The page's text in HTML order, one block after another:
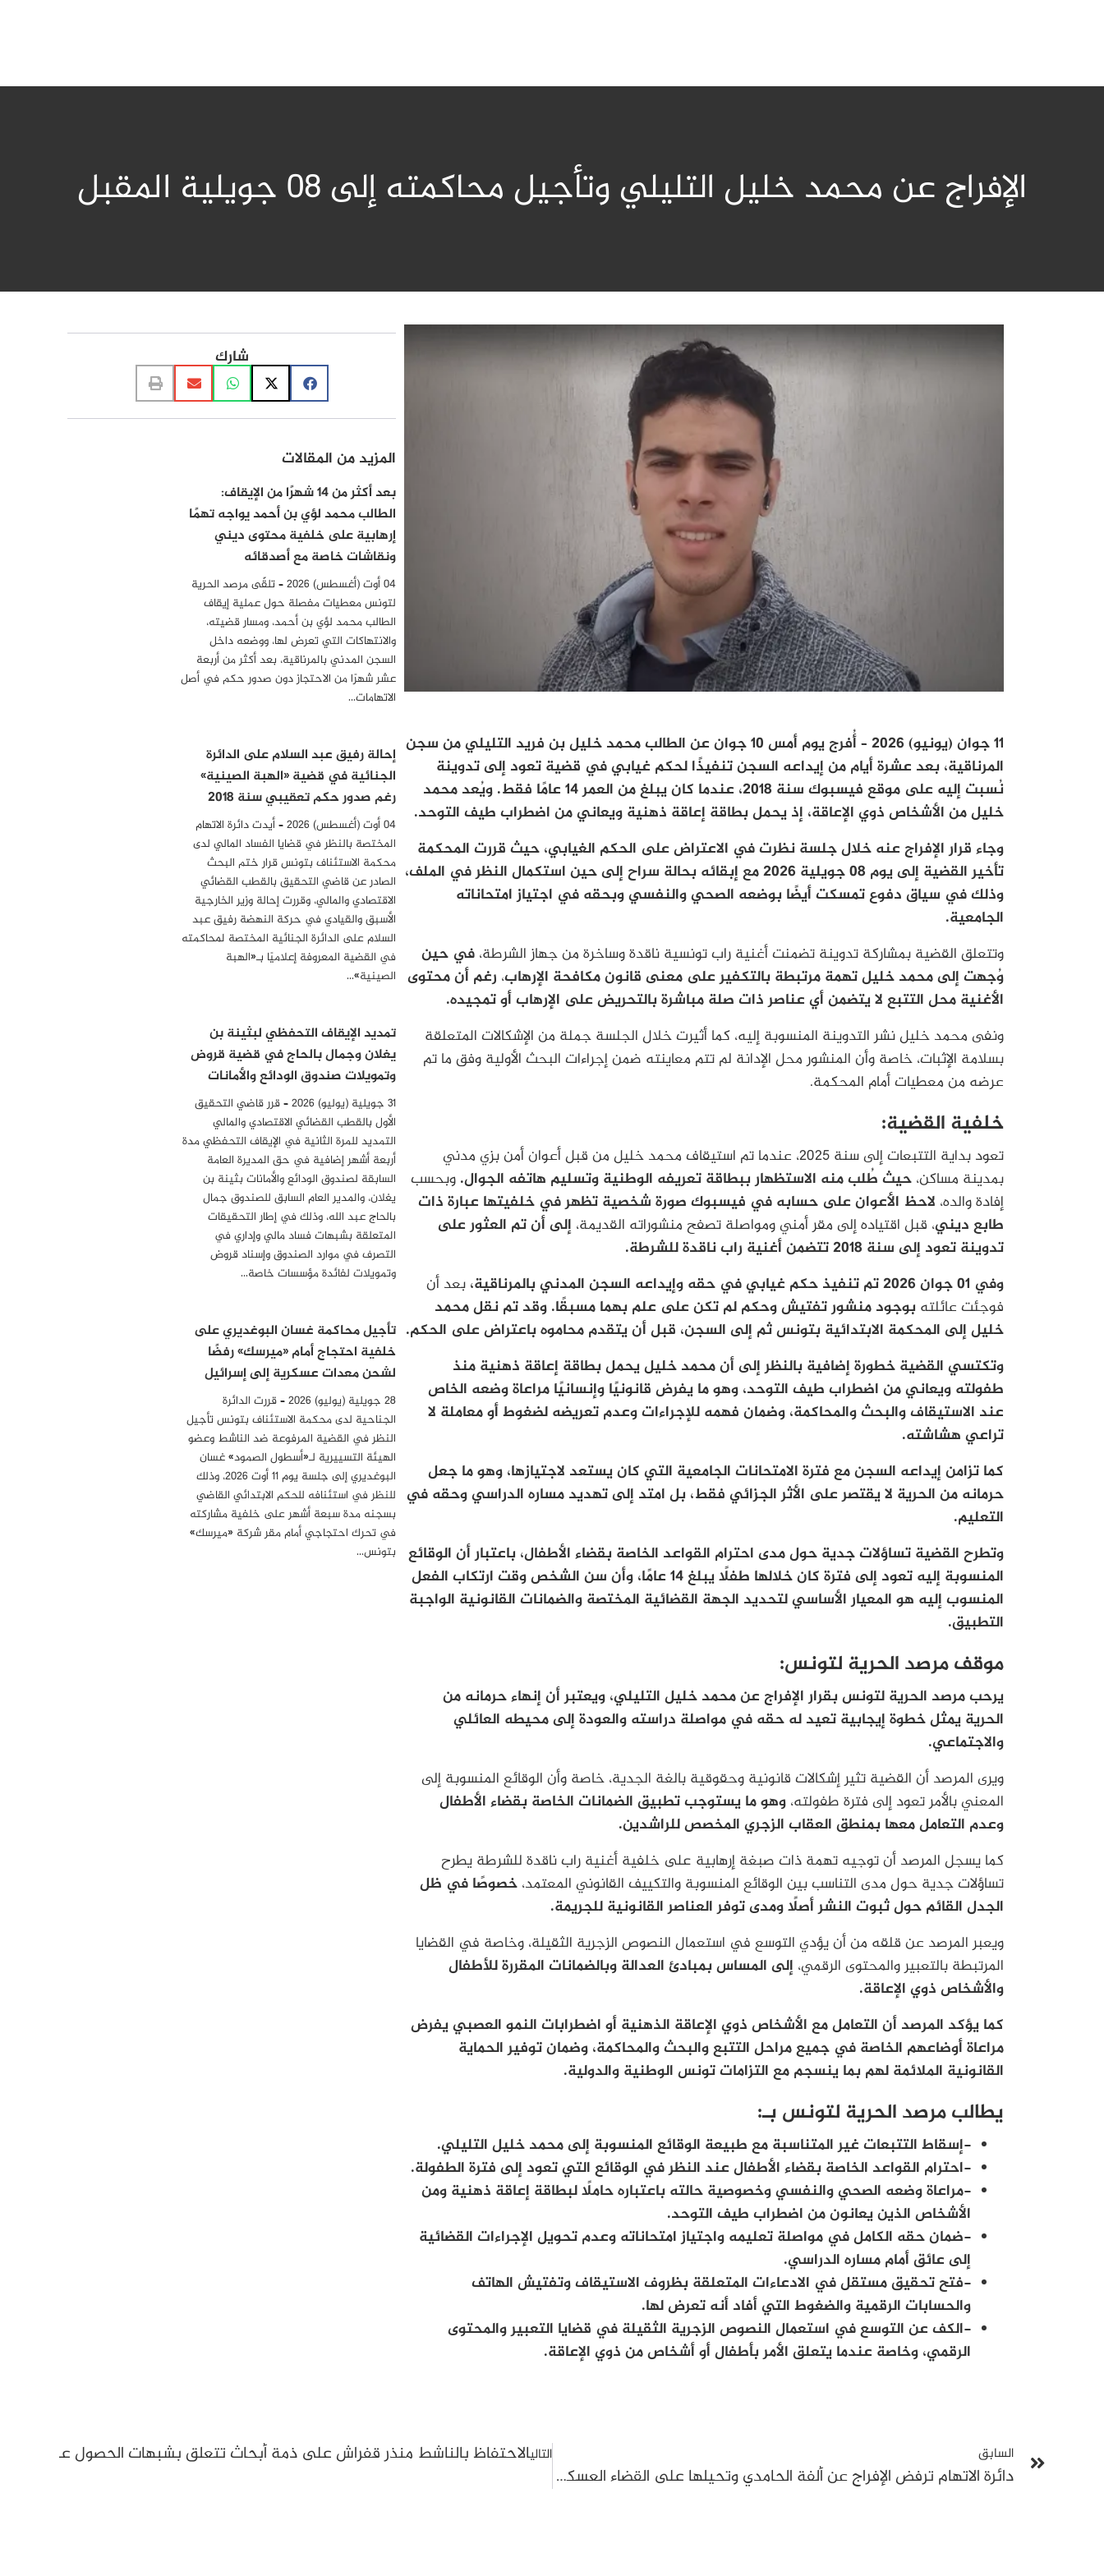
الإفراج عن محمد خليل التليلي وتأجيل محاكمته إلى 08 جويلية المقبل
11 جوان (يونيو) 2026 – أُفرج يوم أمس 10 جوان عن الطالب محمد خليل بن فريد التليلي من سجن
المرناقية، بعد عشرة أيام من إيداعه السجن تنفيذًا لحكم غيابي في قضية تعود إلى تدوينة
نُسبت إليه على موقع فيسبوك سنة 2018، عندما كان يبلغ من العمر 14 عامًا فقط. ويُعد محمد
خليل من الأشخاص ذوي الإعاقة، إذ يحمل بطاقة إعاقة ذهنية ويعاني من اضطراب طيف التوحد.
وجاء قرار الإفراج عنه خلال جلسة نظرت في الاعتراض على الحكم الغيابي، حيث قررت المحكمة
تأخير القضية إلى يوم 08 جويلية 2026 مع إبقائه بحالة سراح إلى حين استكمال النظر في الملف،
وذلك في سياق دفوع تمسكت أيضًا بوضعه الصحي والنفسي وبحقه في اجتياز امتحاناته
الجامعية.
وتتعلق القضية بمشاركة تدوينة تضمنت أغنية راب تونسية ناقدة وساخرة من جهاز الشرطة، في حين
وُجهت إلى محمد خليل تهمة مرتبطة بالتكفير على معنى قانون مكافحة الإرهاب، رغم أن محتوى
الأغنية محل التتبع لا يتضمن أي عناصر ذات صلة مباشرة بالتحريض على الإرهاب أو تمجيده.
ونفى محمد خليل نشر التدوينة المنسوبة إليه، كما أثيرت خلال الجلسة جملة من الإشكالات المتعلقة
بسلامة الإثبات، خاصة وأن المنشور محل الإدانة لم تتم معاينته ضمن إجراءات البحث الأولية وفق ما تم
عرضه من معطيات أمام المحكمة.
خلفية القضية:
تعود بداية التتبعات إلى سنة 2025، عندما تم استيقاف محمد خليل من قبل أعوان أمن بزي مدني
بمدينة مساكن، حيث طُلب منه الاستظهار ببطاقة تعريفه الوطنية وتسليم هاتفه الجوال. وبحسب
إفادة والده، لاحظ الأعوان على حسابه في فيسبوك صورة شخصية تظهر في خلفيتها عبارة ذات
طابع ديني، قبل اقتياده إلى مقر أمني ومواصلة تصفح منشوراته القديمة، إلى أن تم العثور على
تدوينة تعود إلى سنة 2018 تتضمن أغنية راب ناقدة للشرطة.
وفي 01 جوان 2026 تم تنفيذ حكم غيابي في حقه وإيداعه السجن المدني بالمرناقية،
بعد أن
فوجئت عائلته بوجود منشور تفتيش وحكم لم تكن على علم بهما مسبقًا. وقد تم نقل محمد
خليل إلى المحكمة الابتدائية بتونس ثم إلى السجن، قبل أن يتقدم محاموه باعتراض على الحكم.
وتكتسي القضية خطورة إضافية بالنظر إلى أن محمد خليل يحمل بطاقة إعاقة ذهنية منذ
طفولته ويعاني من اضطراب طيف التوحد، وهو ما يفرض قانونيًا وإنسانيًا مراعاة وضعه الخاص
عند الاستيقاف والبحث والمحاكمة، وضمان فهمه للإجراءات وعدم تعريضه لضغوط أو معاملة لا
تراعي هشاشته.
كما تزامن إيداعه السجن مع فترة الامتحانات الجامعية التي كان يستعد لاجتيازها، وهو ما جعل
حرمانه من الحرية لا يقتصر على الأثر الجزائي فقط، بل امتد إلى تهديد مساره الدراسي وحقه في
التعليم.
وتطرح القضية تساؤلات جدية حول مدى احترام القواعد الخاصة بقضاء الأطفال، باعتبار أن الوقائع
المنسوبة إليه تعود إلى فترة كان خلالها طفلًا يبلغ 14 عامًا، وأن سن الشخص وقت ارتكاب الفعل
المنسوب إليه هو المعيار الأساسي لتحديد الجهة القضائية المختصة والضمانات القانونية الواجبة
التطبيق.
موقف مرصد الحرية لتونس:
يرحب مرصد الحرية لتونس بقرار الإفراج عن محمد خليل التليلي، ويعتبر أن إنهاء حرمانه من
الحرية يمثل خطوة إيجابية تعيد له حقه في مواصلة دراسته والعودة إلى محيطه العائلي
والاجتماعي.
ويرى المرصد أن القضية تثير إشكالات قانونية وحقوقية بالغة الجدية، خاصة وأن الوقائع المنسوبة إلى
المعني بالأمر تعود إلى فترة طفولته، وهو ما يستوجب تطبيق الضمانات الخاصة بقضاء الأطفال
وعدم التعامل معها بمنطق العقاب الزجري المخصص للراشدين.
كما يسجل المرصد أن توجيه تهمة ذات صبغة إرهابية على خلفية أغنية راب ناقدة للشرطة يطرح
تساؤلات جدية حول مدى التناسب بين الوقائع المنسوبة والتكييف القانوني المعتمد، خصوصًا في ظل
الجدل القائم حول ثبوت النشر أصلًا ومدى توفر العناصر القانونية للجريمة.
ويعبر المرصد عن قلقه من أن يؤدي التوسع في استعمال النصوص الزجرية الثقيلة، وخاصة في القضايا
المرتبطة بالتعبير والمحتوى الرقمي، إلى المساس بمبادئ العدالة وبالضمانات المقررة للأطفال
والأشخاص ذوي الإعاقة.
كما يؤكد المرصد أن التعامل مع الأشخاص ذوي الإعاقة الذهنية أو اضطرابات النمو العصبي يفرض
مراعاة أوضاعهم الخاصة في جميع مراحل التتبع والبحث والمحاكمة، وضمان توفير الحماية
القانونية الملائمة لهم بما ينسجم مع التزامات تونس الوطنية والدولية.
يطالب مرصد الحرية لتونس بـ:
-إسقاط التتبعات غير المتناسبة مع طبيعة الوقائع المنسوبة إلى محمد خليل التليلي.
-احترام القواعد الخاصة بقضاء الأطفال عند النظر في الوقائع التي تعود إلى فترة الطفولة.
-مراعاة وضعه الصحي والنفسي وخصوصية حالته باعتباره حاملًا لبطاقة إعاقة ذهنية ومن
الأشخاص الذين يعانون من اضطراب طيف التوحد.
-ضمان حقه الكامل في مواصلة تعليمه واجتياز امتحاناته وعدم تحويل الإجراءات القضائية
إلى عائق أمام مساره الدراسي.
-فتح تحقيق مستقل في الادعاءات المتعلقة بظروف الاستيقاف وتفتيش الهاتف
والحسابات الرقمية والضغوط التي أفاد أنه تعرض لها.
-الكف عن التوسع في استعمال النصوص الزجرية الثقيلة في قضايا التعبير والمحتوى
الرقمي، وخاصة عندما يتعلق الأمر بأطفال أو أشخاص من ذوي الإعاقة.
شارك
المزيد من المقالات
بعد أكثر من 14 شهرًا من الإيقاف:
الطالب محمد لؤي بن أحمد يواجه تهمًا
إرهابية على خلفية محتوى ديني
ونقاشات خاصة مع أصدقائه
04 أوت (أغسطس) 2026 – تلقّى مرصد الحرية
لتونس معطيات مفصلة حول عملية إيقاف
الطالب محمد لؤي بن أحمد، ومسار قضيته،
والانتهاكات التي تعرض لها، ووضعه داخل
السجن المدني بالمرناقية، بعد أكثر من أربعة
عشر شهرًا من الاحتجاز دون صدور حكم في أصل
الاتهامات…
إحالة رفيق عبد السلام على الدائرة
الجنائية في قضية «الهبة الصينية»
رغم صدور حكم تعقيبي سنة 2018
04 أوت (أغسطس) 2026 – أيدت دائرة الاتهام
المختصة بالنظر في قضايا الفساد المالي لدى
محكمة الاستئناف بتونس قرار ختم البحث
الصادر عن قاضي التحقيق بالقطب القضائي
الاقتصادي والمالي، وقررت إحالة وزير الخارجية
الأسبق والقيادي في حركة النهضة رفيق عبد
السلام على الدائرة الجنائية المختصة لمحاكمته
في القضية المعروفة إعلاميًا بـ«الهبة
الصينية»…
تمديد الإيقاف التحفظي لبثينة بن
يغلان وجمال بالحاج في قضية قروض
وتمويلات صندوق الودائع والأمانات
31 جويلية (يوليو) 2026 – قرر قاضي التحقيق
الأول بالقطب القضائي الاقتصادي والمالي
التمديد للمرة الثانية في الإيقاف التحفظي مدة
أربعة أشهر إضافية في حق المديرة العامة
السابقة لصندوق الودائع والأمانات بثينة بن
يغلان، والمدير العام السابق للصندوق جمال
بالحاج عبد الله، وذلك في إطار التحقيقات
المتعلقة بشبهات فساد مالي وإداري في
التصرف في موارد الصندوق وإسناد قروض
وتمويلات لفائدة مؤسسات خاصة…
تأجيل محاكمة غسان البوغديري على
خلفية احتجاج أمام «ميرسك» رفضًا
لشحن معدات عسكرية إلى إسرائيل
28 جويلية (يوليو) 2026 – قررت الدائرة
الجناحية لدى محكمة الاستئناف بتونس تأجيل
النظر في القضية المرفوعة ضد الناشط وعضو
الهيئة التسييرية لـ«أسطول الصمود» غسان
البوغديري إلى جلسة يوم 11 أوت 2026، وذلك
للنظر في استئنافه للحكم الابتدائي القاضي
بسجنه مدة سبعة أشهر على خلفية مشاركته
في تحرك احتجاجي أمام مقر شركة «ميرسك»
بتونس…
السابق
دائرة الاتهام ترفض الإفراج عن ألفة الحامدي وتحيلها على القضاء العسكري
التاليالاحتفاظ بالناشط منذر قفراش على ذمة أبحاث تتعلق بشبهات الحصول على